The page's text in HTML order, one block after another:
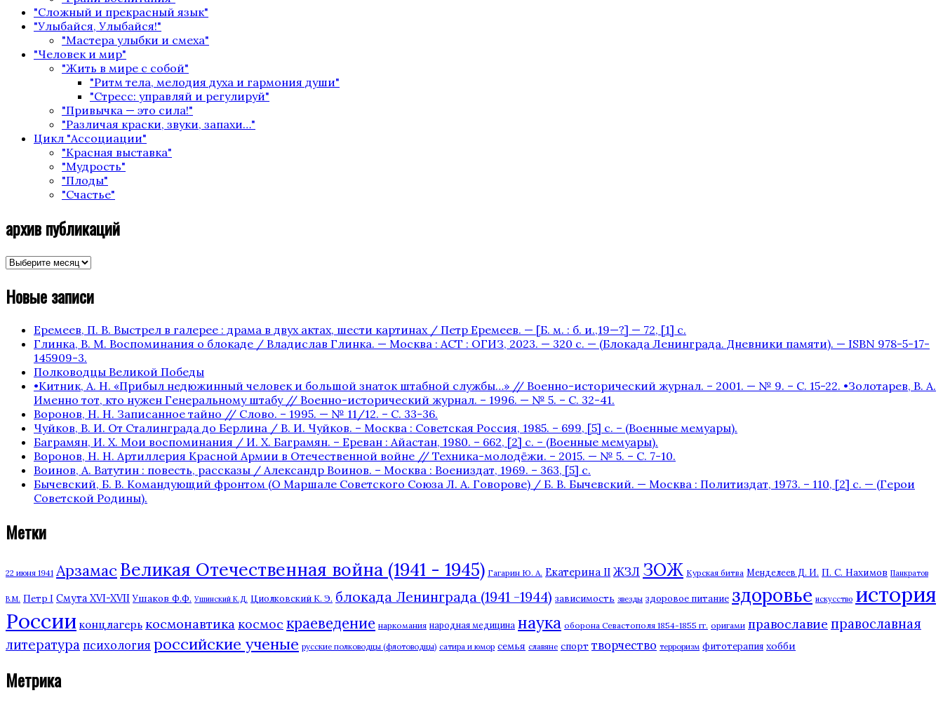
"Сложный и прекрасный язык"
"Улыбайся, Улыбайся!"
"Мастера улыбки и смеха"
"Человек и мир"
"Жить в мире с собой"
"Ритм тела, мелодия духа и гармония души"
"Стресс: управляй и регулируй"
"Привычка — это сила!"
"Различая краски, звуки, запахи…"
Цикл "Ассоциации"
"Красная выставка"
"Мудрость"
"Плоды"
"Счастье"
архив публикаций
архив
Новые записи
Еремеев, П. В. Выстрел в галерее : драма в двух актах, шести картинах / Петр Еремеев. — [Б. м. : б. и.,19—?] — 72, [1] с.
Глинка, В. М. Воспоминания о блокаде / Владислав Глинка. — Москва : АСТ : ОГИЗ, 2023. — 320 с. — (Блокада Ленинграда. Дневники памяти). — ISBN 978-5-17-
145909-3.
Полководцы Великой Победы
•Китник, А. Н. «Прибыл недюжинный человек и большой знаток штабной службы…» // Военно-исторический журнал. – 2001. — № 9. – С. 15-22. •Золотарев, В. А.
Именно тот, кто нужен Генеральному штабу // Военно-исторический журнал. – 1996. — № 5. – С. 32-41.
Воронов, Н. Н. Записанное тайно // Слово. – 1995. — № 11/12. – С. 33-36.
Чуйков, В. И. От Сталинграда до Берлина / В. И. Чуйков. – Москва : Советская Россия, 1985. – 699, [5] с. – (Военные мемуары).
Баграмян, И. Х. Мои воспоминания / И. Х. Баграмян. – Ереван : Айастан, 1980. – 662, [2] c. – (Военные мемуары).
Воронов, Н. Н. Артиллерия Красной Армии в Отечественной войне // Техника-молодёжи. – 2015. — № 5. – С. 7-10.
Воинов, А. Ватутин : повесть, рассказы / Александр Воинов. – Москва : Воениздат, 1969. – 363, [5] с.
Бычевский, Б. В. Командующий фронтом (О Маршале Советского Союза Л. А. Говорове) / Б. В. Бычевский. — Москва : Политиздат, 1973. – 110, [2] с. — (Герои
Советской Родины).
Метки
22 июня 1941 Арзамас Великая Отечественная война (1941 - 1945) Гагарин Ю. А. Екатерина II ЖЗЛ ЗОЖ Курская битва Менделеев Д. И. П. С. Нахимов Панкратов
В.М. Петр I Смута XVI-XVII Ушаков Ф.Ф. Ушинский К.Д. Циолковский К. Э. блокада Ленинграда (1941 -1944) зависимость звезды здоровое питание здоровье искусство история
России концлагерь космонавтика космос краеведение наркомания народная медицина наука оборона Севастополя 1854-1855 гг. оригами православие православная
литература психология российские ученые русские полководцы (флотоводцы) сатира и юмор семья славяне спорт творчество терроризм фитотерапия хобби
Метрика